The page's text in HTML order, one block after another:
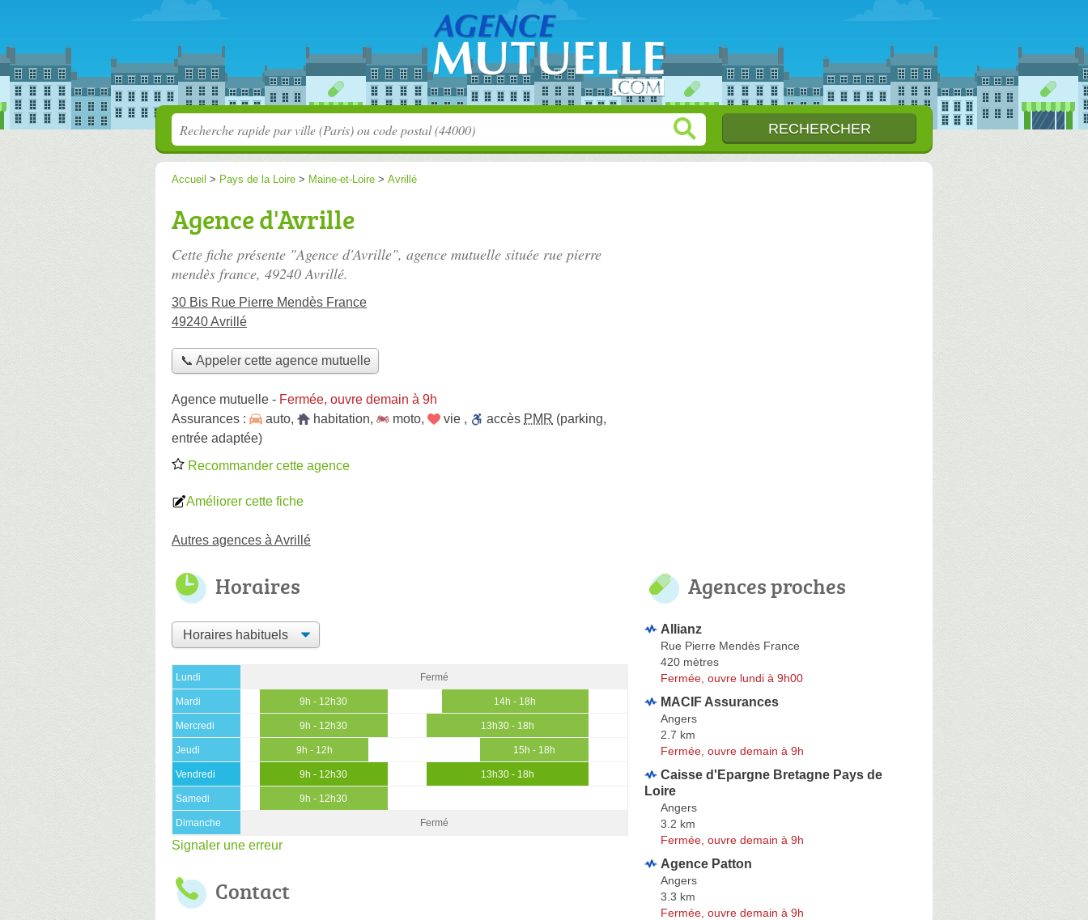
Accueil > Pays de la Loire > Maine-et-Loire > Avrillé
Agence d'Avrille
Cette fiche présente "Agence d'Avrille", agence mutuelle située rue pierre
mendès france, 49240 Avrillé.
30 Bis Rue Pierre Mendès France
49240 Avrillé
📞 Appeler cette agence mutuelle
Agence mutuelle - Fermée, ouvre demain à 9h
Assurances :
auto, habitation, moto, vie , accès PMR (parking,
entrée adaptée)
Recommander cette agence
Améliorer cette fiche
Autres agences à Avrillé
Horaires
Lundi Fermé
Mardi 9h - 12h30 14h - 18h
Mercredi 9h - 12h30 13h30 - 18h
Jeudi 9h - 12h 15h - 18h
Vendredi 9h - 12h30 13h30 - 18h
Samedi 9h - 12h30
Dimanche Fermé
Signaler une erreur
Contact
Agences proches
Allianz
Rue Pierre Mendès France
420 mètres
Fermée, ouvre lundi à 9h00
MACIF Assurances
Angers
2.7 km
Fermée, ouvre demain à 9h
Caisse d'Epargne Bretagne Pays de
Loire
Angers
3.2 km
Fermée, ouvre demain à 9h
Agence Patton
Angers
3.3 km
Fermée, ouvre demain à 9h